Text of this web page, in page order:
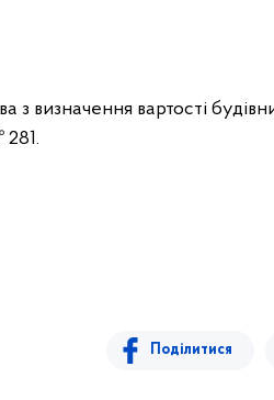
з визначення вартості
281.
Поділитися